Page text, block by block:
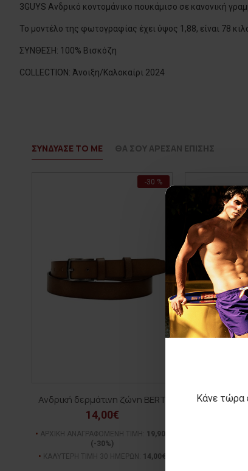
Κάνε τώρα
3GUYS Ανδρικό κοντομάνικο πουκάμισο σε κανονική
Το μοντέλο της φωτογραφίας έχει ύψος 1,88, είναι 78
ΣΥΝΘΕΣΗ: 100% Βισκόζη
COLLECTION: Άνοιξη/Καλοκαίρι 2024
ΣΥΝΔΥΑΣΕ ΤΟ ΜΕ ΘΑ ΣΟΥ ΑΡΕΣΑΝ ΕΠΙΣΗΣ
-30 %
Ανδρική δερμάτινη ζώνη BERT
14,00€
ΑΡΧΙΚΗ ΑΝΑΓΡΑΦΟΜΕΝΗ ΤΙΜΗ:
19,90€
(-30%)
ΚΑΛΥΤΕΡΗ ΤΙΜΗ 30 ΗΜΕΡΩΝ:
14,00€
Ανδρική
ΚΑΛΥΤΕΡΗ